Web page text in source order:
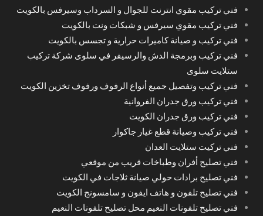
فني تركيب مقوي انترنت للجوال و السرداب وسيرفس بالكويت
فني تركيب مقوي سيرفس و شبكات ونت بالكويت
فني تركيب و صيانة كاميرات حرارية و تجسس بالكويت
فني تركيب وبرمجة الدش والرسيفر في سلوى شركة تركيب
ستلايت سلوى
فني تركيب وتفصيل جميع أنواع الرفوف ورفوف تخزين الكويت
فني تركيب ورق جدران الفروانية
فني تركيب ورق جدران الكويت
فني تركيب وصيانة قطع غيار جاكوار
فني تركيت ستلايت العدان
فني تصليح أفران وطباخات قريب من موقعي
فني تصليح برادات حولي صيانة ثلاجات في الكويت
فني تصليح تلفون و هاتف ايفون و سامسونج الكويت
فني تصليح تلفونات النعيم محل تصليح تلفونات النعيم